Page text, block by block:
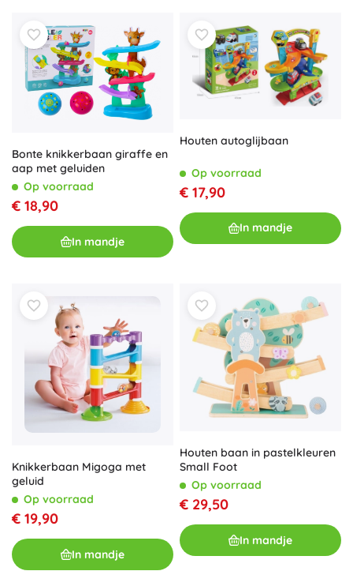
Bonte knikkerbaan giraffe en
aap met geluiden
Op voorraad
€ 18,90
In mandje
Houten autoglijbaan
Op voorraad
€ 17,90
In mandje
Knikkerbaan Migoga met
geluid
Op voorraad
€ 19,90
In mandje
Houten baan in pastelkleuren
Small Foot
Op voorraad
€ 29,50
In mandje